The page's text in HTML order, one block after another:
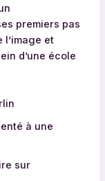
premiers pas
et
d’une école
à une
sur